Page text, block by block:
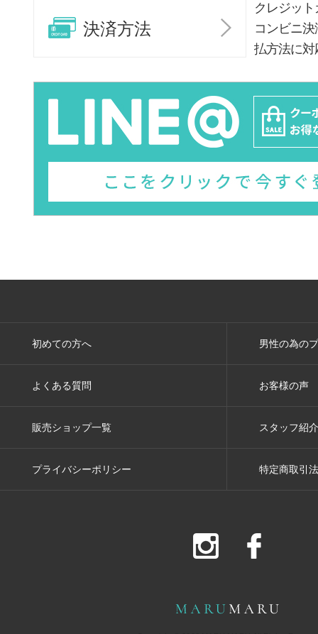
決済方法
クレジッ
コンビニ
払方法に対
初めての方へ 男性の為の
よくある質問 お客様の声
販売ショップ一覧 スタッフ紹介
プライバシーポリシー 特定商取引